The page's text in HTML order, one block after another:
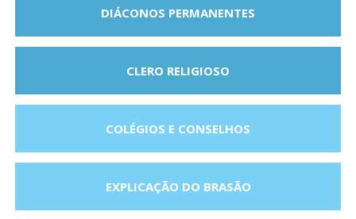
DIÁCONOS PERMANENTES
CLERO RELIGIOSO
COLÉGIOS E CONSELHOS
EXPLICAÇÃO DO BRASÃO